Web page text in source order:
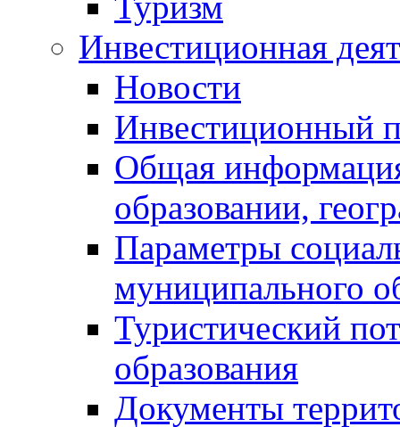
Инвестиционная
Новости
Инвестиционный
Общая
образовании,
Параметры
муниципального
Туристический
образования
Документы